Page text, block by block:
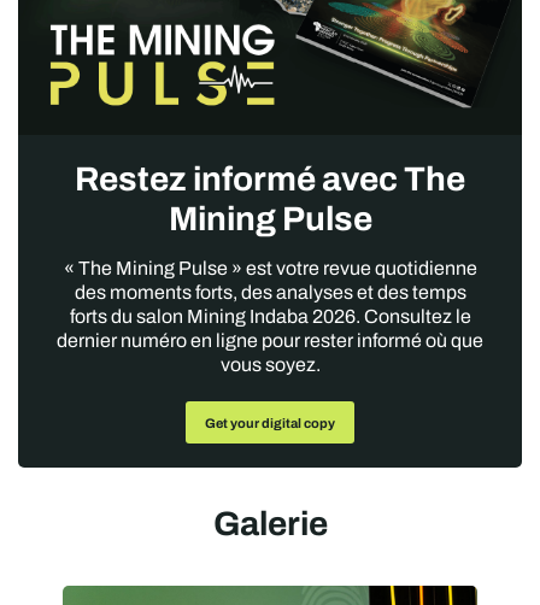
Restez informé avec The
Mining Pulse
« The Mining Pulse » est votre revue quotidienne
des moments forts, des analyses et des temps
forts du salon Mining Indaba 2026. Consultez le
dernier numéro en ligne pour rester informé où que
vous soyez.
Get your digital copy
Galerie